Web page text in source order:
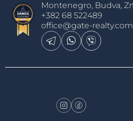
Montenegro, Budva,
+382 68 522489
office@gate-realty.com